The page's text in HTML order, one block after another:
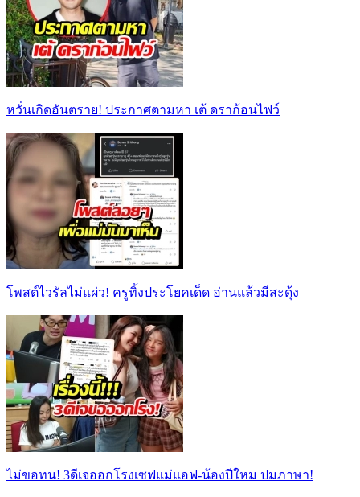
หวั่นเกิดอันตราย! ประกาศตามหา เต้ ดราก้อนไฟว์
โพสต์ไวรัลไม่แผ่ว! ครูทิ้งประโยคเด็ด อ่านแล้วมีสะดุ้ง
ไม่ขอทน! 3ดีเจออกโรงเซฟแม่แอฟ-น้องปีใหม ปมภาษา!